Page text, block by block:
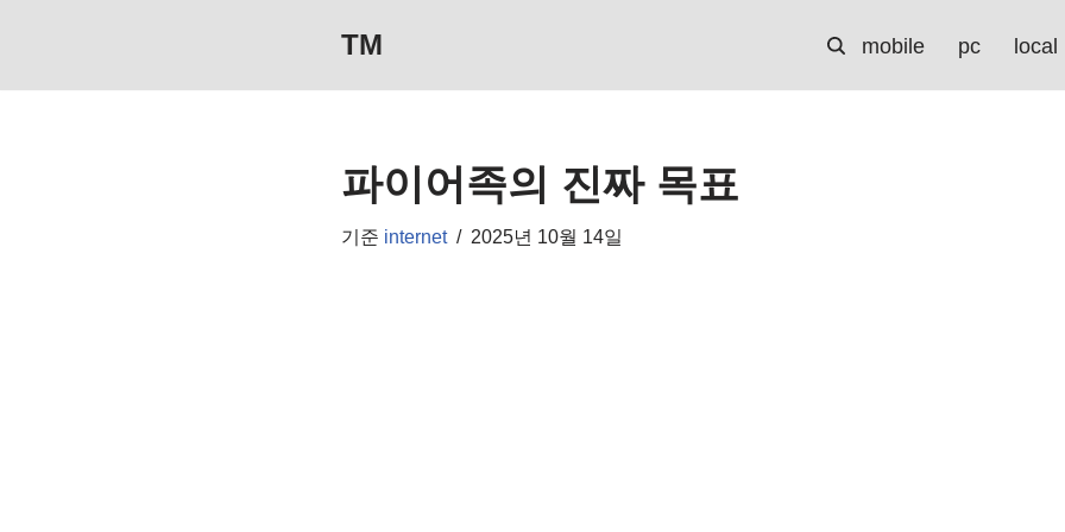
TM mobile pc local
파이어족의 진짜 목표
기준 internet 2025년 10월 14일